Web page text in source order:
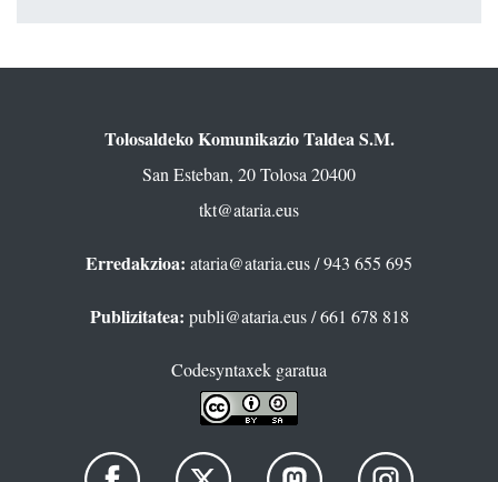
Tolosaldeko Komunikazio Taldea S.M.
San Esteban, 20 Tolosa 20400
tkt@ataria.eus
Erredakzioa: ataria@ataria.eus/ 943 655 695
Publizitatea: publi@ataria.eus/ 661 678 818
Codesyntaxek garatua